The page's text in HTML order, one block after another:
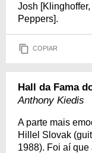
Josh
Peppers].
COPIAR
Hall da Fama
Anthony Kiedis
A parte mais
Hillel Slovak
1988). Foi aí